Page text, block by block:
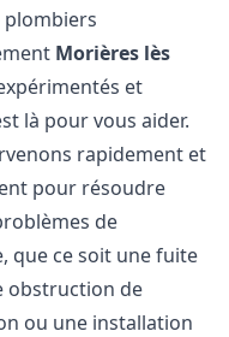
plombiers
Morières lès
et
là pour vous aider.
rapidement et
pour résoudre
de
que ce soit une fuite
obstruction de
ou une installation